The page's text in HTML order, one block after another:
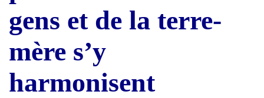
gens et de la terre-
mère s’y
harmonisent